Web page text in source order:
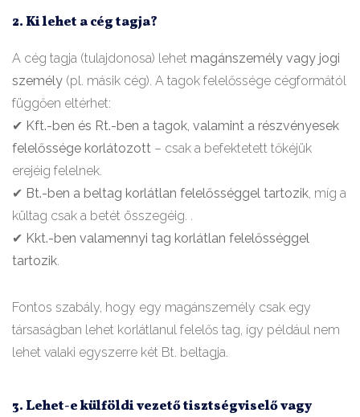
2. Ki lehet a cég tagja?
A cég tagja (tulajdonosa) lehet magánszemély vagy jogi
személy (pl. másik cég). A tagok felelőssége cégformától
függően eltérhet:
✔ Kft.-ben és Rt.-ben a tagok, valamint a részvényesek
felelőssége korlátozott – csak a befektetett tőkéjük
erejéig felelnek.
✔ Bt.-ben a beltag korlátlan felelősséggel tartozik, míg a
kültag csak a betét összegéig. .
✔ Kkt.-ben valamennyi tag korlátlan felelősséggel
tartozik.
Fontos szabály, hogy egy magánszemély csak egy
társaságban lehet korlátlanul felelős tag, így például nem
lehet valaki egyszerre két Bt. beltagja.
3. Lehet-e külföldi vezető tisztségviselő vagy